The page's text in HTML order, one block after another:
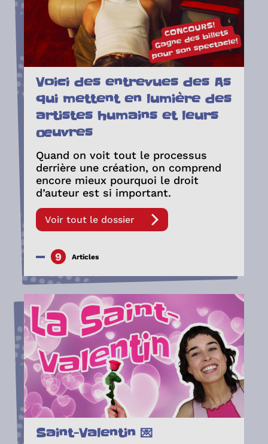
Voici des entrevues des As
qui mettent en lumière des
artistes humains et leurs
œuvres
Quand on voit tout le processus
derrière une création, on comprend
encore mieux pourquoi le droit
d’auteur est si important.
Voir tout le dossier
9 Articles
Saint-Valentin 💌